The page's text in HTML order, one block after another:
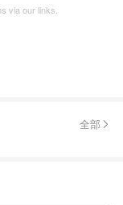
via our links.
全部